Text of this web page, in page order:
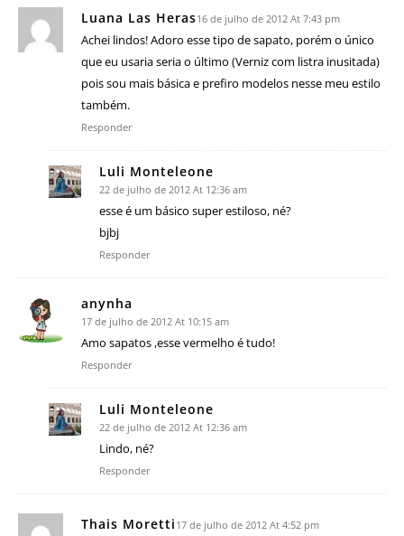
Luana Las Heras16 de julho de 2012 At 7:43 pm
Achei lindos! Adoro esse tipo de sapato, porém o único
que eu usaria seria o último (Verniz com listra inusitada)
pois sou mais básica e prefiro modelos nesse meu estilo
também.
Responder
Luli Monteleone
22 de julho de 2012 At 12:36 am
esse é um básico super estiloso, né?
bjbj
Responder
anynha
17 de julho de 2012 At 10:15 am
Amo sapatos ,esse vermelho é tudo!
Responder
Luli Monteleone
22 de julho de 2012 At 12:36 am
Lindo, né?
Responder
Thais Moretti 17 de julho de 2012 At 4:52 pm